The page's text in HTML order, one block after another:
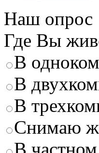
Наш опрос
Где Вы
В
В
В
Снимаю
В